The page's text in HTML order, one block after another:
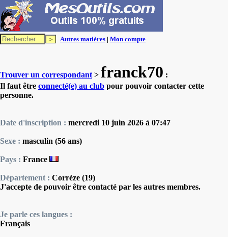
Autres matières | Mon compte
Trouver un correspondant > franck70 :
Il faut être connecté(e) au club pour pouvoir contacter cette
personne.
Date d'inscription : mercredi 10 juin 2026 à 07:47
Sexe : masculin (56 ans)
Pays : France
Département : Corrèze (19)
J'accepte de pouvoir être contacté par les autres membres.
Je parle ces langues :
Français